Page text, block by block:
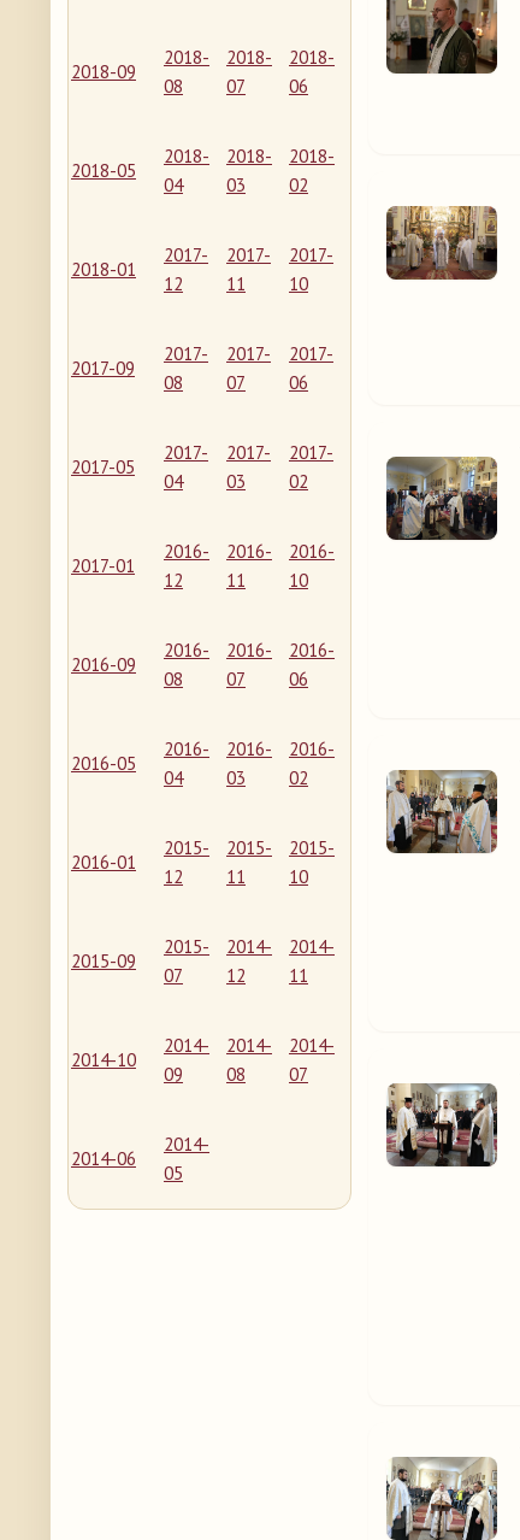
2018-09
2018-
08
2018-
07
2018-
06
2018-05
2018-
04
2018-
03
2018-
02
2018-01
2017-
12
2017-
11
2017-
10
2017-09
2017-
08
2017-
07
2017-
06
2017-05
2017-
04
2017-
03
2017-
02
2017-01
2016-
12
2016-
11
2016-
10
2016-09
2016-
08
2016-
07
2016-
06
2016-05
2016-
04
2016-
03
2016-
02
2016-01
2015-
12
2015-
11
2015-
10
2015-09
2015-
07
2014-
12
2014-
11
2014-10
2014-
09
2014-
08
2014-
07
2014-06
2014-
05